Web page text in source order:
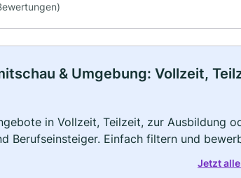
& Umgebung: Vollzeit,
in Vollzeit, Teilzeit, zur Ausbildung
Berufseinsteiger. Einfach filtern und
Jetzt